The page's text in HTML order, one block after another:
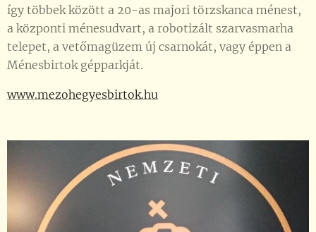
így többek között a 20-as majori törzskanca ménest,
a központi ménesudvart, a robotizált szarvasmarha
telepet, a vetőmagüzem új csarnokát, vagy éppen a
Ménesbirtok gépparkját.
www.mezohegyesbirtok.hu